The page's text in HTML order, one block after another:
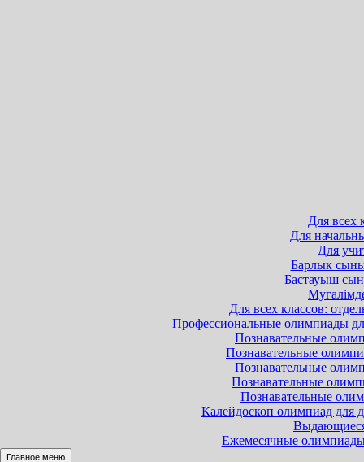
Для всех
Для
Для
Барлык
Бастауыш
Для всех классов:
Профессиональные олимпиады
Познавательные
Познавательные
Познавательные
Познавательные
Познавательные
Калейдоскоп олимпиад для
Ежемесячные
Главное меню